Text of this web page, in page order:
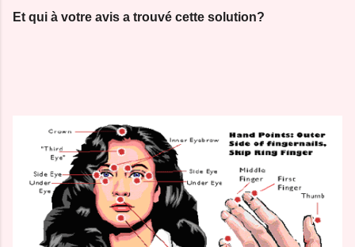
Et qui à votre avis a trouvé cette solution?